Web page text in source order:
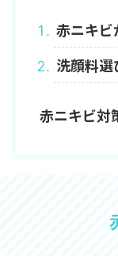
赤ニキビ
洗顔料選
赤ニキビ対